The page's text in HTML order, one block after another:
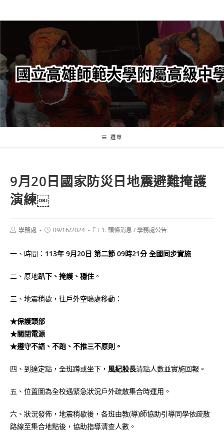
轉
要
內
容
選單
9月20日國家防災日地震避難掩護
演練￼
Post學務處
Post09/16/2024
Post1. 頭條消息 /學務處公告
一、時間： 113年 9月20日 第二節 09時21分 全國同步實施
二、原地趴下、掩護、穩住 。
三、地震稍歇，往戶外空曠處移動：
★保護頭部
★關閉電源
★遵守不語、不跑、不推三不原則。
四、到達定點，全班蹲或坐下， 風紀股長清點人數並實施回報。
五、位置圖為全校遇緊急狀況戶外疏散集合時運用。
六、狀況發佈，地震稍歇後，各班由教(導)師協助引導同學依疏散
路線至集合地點後，協助指導清查人數。